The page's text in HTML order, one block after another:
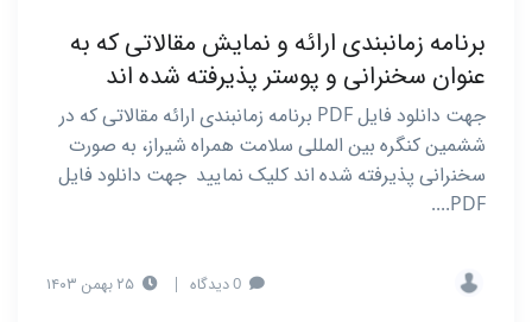
برنامه زمانبندی ارائه و نمایش مقالاتی که به
عنوان سخنرانی و پوستر پذیرفته شده اند
جهت دانلود فایل PDF برنامه زمانبندی ارائه مقالاتی که در
ششمین کنگره بین المللی سلامت همراه شیراز، به صورت
سخنرانی پذیرفته شده اند کلیک نمایید جهت دانلود فایل
PDF....
|